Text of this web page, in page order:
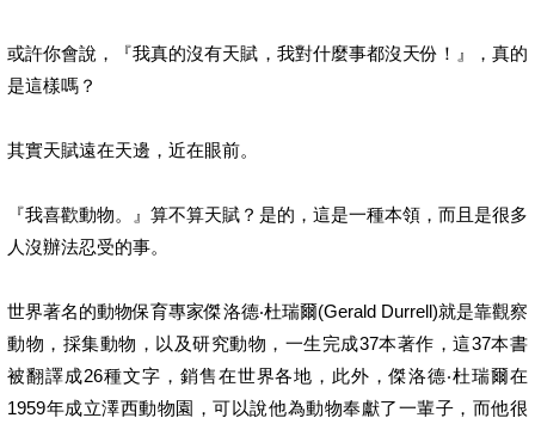
或許你會說，『我真的沒有天賦，我對什麼事都沒天份！』，真的
是這樣嗎？
其實天賦遠在天邊，近在眼前。
『我喜歡動物。』算不算天賦？是的，這是一種本領，而且是很多
人沒辦法忍受的事。
世界著名的動物保育專家傑洛德‧杜瑞爾(Gerald Durrell)就是靠觀察
動物，採集動物，以及研究動物，一生完成37本著作，這37本書
被翻譯成26種文字，銷售在世界各地，此外，傑洛德‧杜瑞爾在
1959年成立澤西動物園，可以說他為動物奉獻了一輩子，而他很